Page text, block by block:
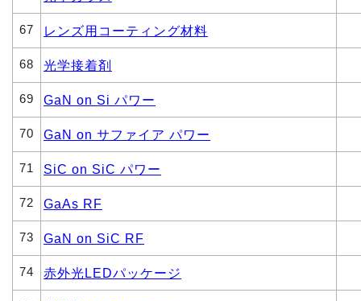
67 レンズ用コーティング材料
68 光学接着剤
69 GaN on Si パワー
70 GaN on サファイア パワー
71 SiC on SiC パワー
72 GaAs RF
73 GaN on SiC RF
74 赤外光LEDパッケージ